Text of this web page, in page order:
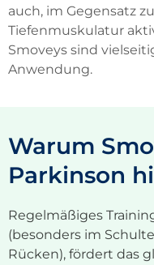
auch, im Gegensatz
Tiefenmuskulatur akti
Smoveys sind
Anwendung.
Warum
Parkinson
Regelmäßiges
(besonders im
Rücken), fördert das